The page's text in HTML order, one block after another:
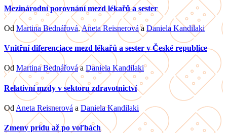
Mezinárodní porovnání mezd lékařů a sester
Od Martina Bednářová,Aneta Reisnerováa Daniela Kandilaki
Vnitřní diferenciace mezd lékařů a sester v České republice
Od Martina Bednářováa Daniela Kandilaki
Relativní mzdy v sektoru zdravotnictví
Od Aneta Reisnerová a Daniela Kandilaki
Zmeny prídu až po voľbách